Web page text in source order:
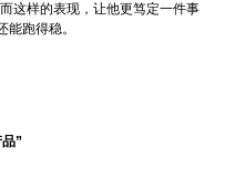
这样的表现，让他更笃定一件事
跑得稳。
”